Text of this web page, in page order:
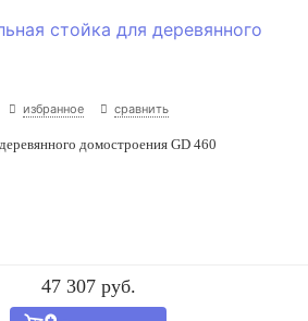
избранное сравнить
домостроения GD 460
47 307 руб.